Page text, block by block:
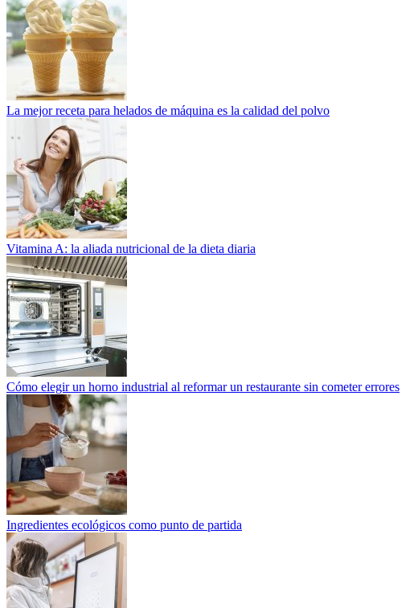
La mejor receta para helados de máquina es la calidad del polvo
Vitamina A: la aliada nutricional de la dieta diaria
Cómo elegir un horno industrial al reformar un restaurante sin cometer errores
Ingredientes ecológicos como punto de partida